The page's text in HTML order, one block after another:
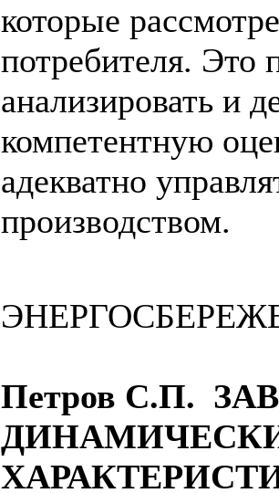
которые
потребителя. Это
анализировать и
компетентную
адекватно
производством.
Петров С.П.